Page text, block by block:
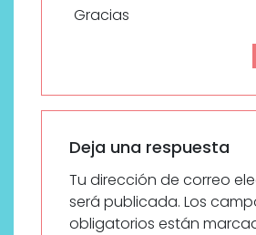
Gracias
Deja una respuesta
Tu dirección de correo
será publicada. Los
obligatorios están